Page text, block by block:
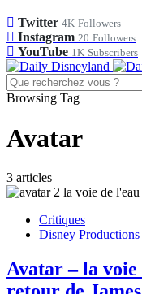
Twitter 4K Followers
Instagram 20 Followers
YouTube 1K Subscribers
Browsing Tag
Avatar
3 articles
Critiques
Disney Productions
Avatar – la voie